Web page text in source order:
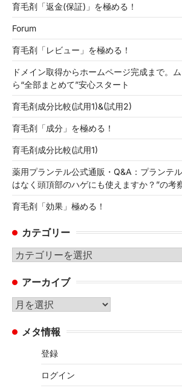
育毛剤「返金(保証)」を極める！
Forum
育毛剤「レビュー」を極める！
ドメイン取得からホームページ完成まで。
ら“全部まとめて”安心スタート
育毛剤成分比較(試用1)&(試用2)
育毛剤「成分」を極める！
育毛剤成分比較(試用1)
薬用プランテル公式通販・Q&A：プランテ
はなく頭頂部のハゲにも使えますか？”の考
育毛剤「効果」極める！
カテゴリー
カ
ゴ
リ
ー
アーカイブ
ア
カ メタ情報
登録
ログイン